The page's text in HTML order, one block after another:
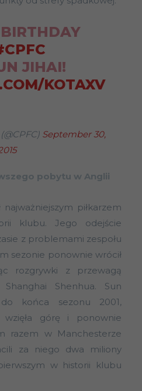
JIHAI!
KOTAXV
September 30,
pobytu w Anglii
piłkarzem
klubu. Jego odejście
z problemami zespołu
sezonie ponownie wrócił
rozgrywki z przewagą
Shenhua. Sun
końca sezonu 2001,
górę i ponownie
razem w Manchesterze
za niego dwa miliony
w historii klubu